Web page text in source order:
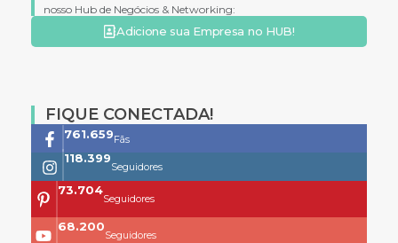
nosso Hub de Negócios & Networking:
Adicione sua Empresa no HUB!
FIQUE CONECTADA!
761.659Fãs
118.399
Seguidores
73.704
Seguidores
68.200
Seguidores